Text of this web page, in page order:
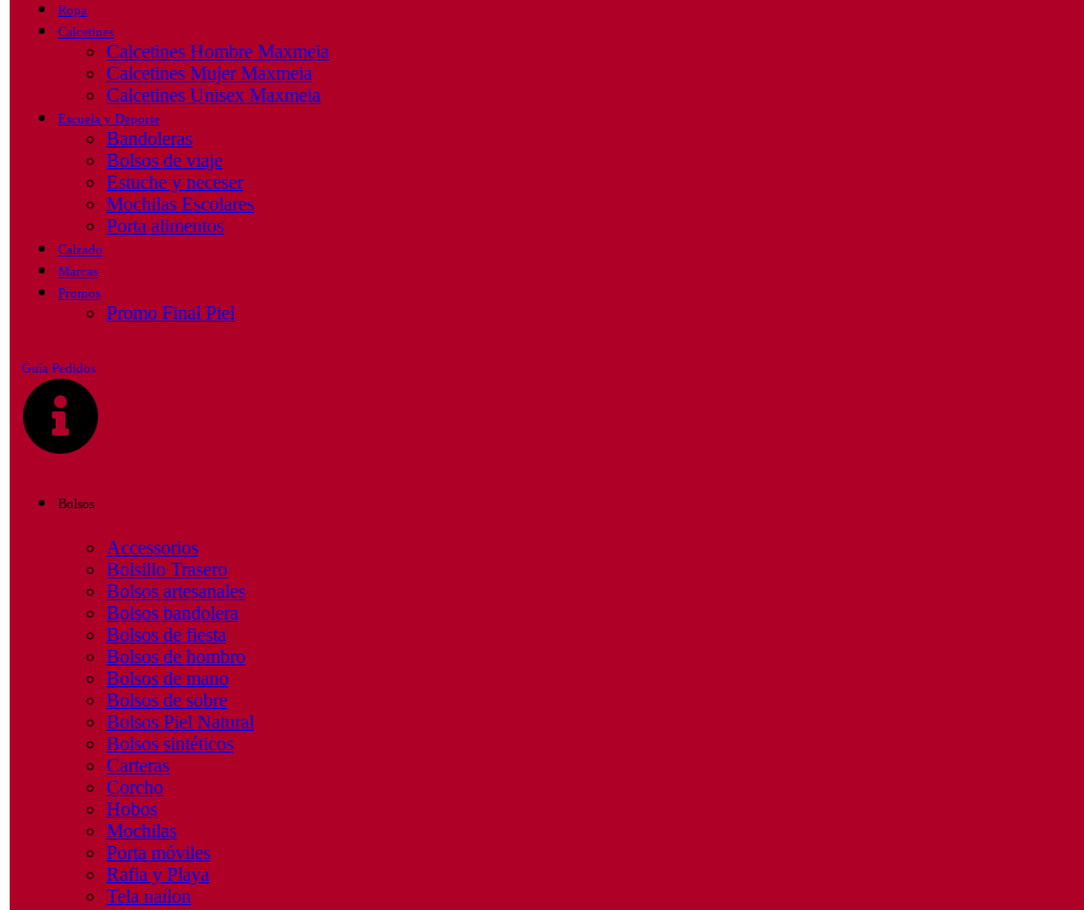
Ropa
Calcetines
Calcetines Hombre Maxmeia
Calcetines Mujer Maxmeia
Calcetines Unisex Maxmeia
Escuela y Deporte
Bandoleras
Bolsos de viaje
Estuche y neceser
Mochilas Escolares
Porta alimentos
Calzado
Marcas
Promos
Promo Final Piel
Guía Pedidos
Bolsos
Accessorios
Bolsillo Trasero
Bolsos artesanales
Bolsos bandolera
Bolsos de fiesta
Bolsos de hombro
Bolsos de mano
Bolsos de sobre
Bolsos Piel Natural
Bolsos sintéticos
Carteras
Corcho
Hobos
Mochilas
Porta móviles
Rafia y Playa
Tela nailon